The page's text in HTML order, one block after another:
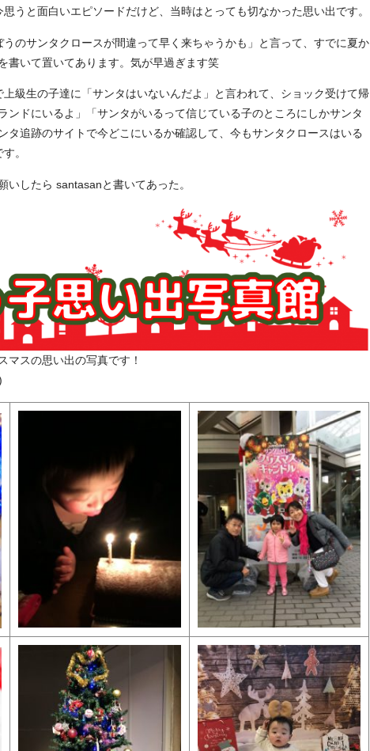
うと面白いエピソードだけど、当時はとっても切なかった思い出です。
のサンタクロースが間違って早く来ちゃうかも」と言って、すでに夏か
書いて置いてあります。気が早過ぎます笑
級生の子達に「サンタはいないんだよ」と言われて、ショック受けて帰
ンドにいるよ」「サンタがいるって信じている子のところにしかサンタ
タ追跡のサイトで今どこにいるか確認して、今もサンタクロースはいる
。
いしたら santasanと書いてあった。
マスの思い出の写真です！